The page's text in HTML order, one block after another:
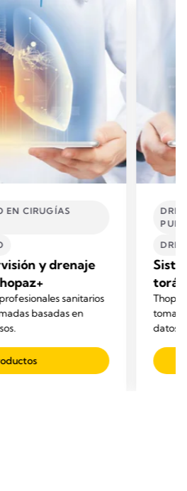
EN CIRUGÍAS
y drenaje
sanitarios
basadas en
Thopaz
tomar
datos